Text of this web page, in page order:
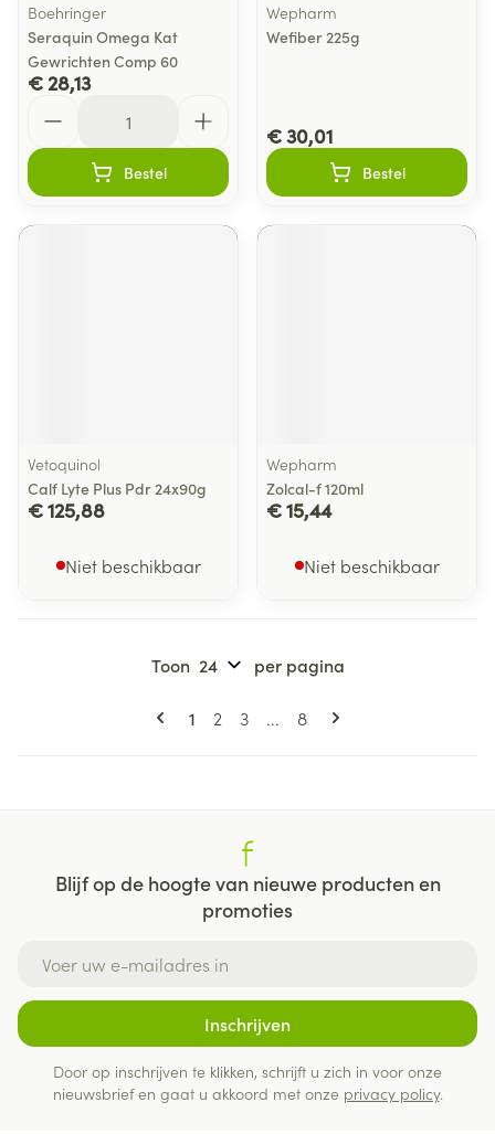
Boehringer
Seraquin Omega Kat
Gewrichten Comp 60
€ 28,13
Bestel
Wepharm
Wefiber 225g
€ 30,01
Bestel
Vetoquinol
Calf Lyte Plus Pdr 24x90g
€ 125,88
Niet beschikbaar
Wepharm
Zolcal-f 120ml
€ 15,44
Niet beschikbaar
Pagina's
U lees momenteel pagina
1 Pagina
2 Pagina
3 ... Pagina
8
Toon per pagina
Blijf op de hoogte van nieuwe producten en
promoties
Inschrijven
Door op inschrijven te klikken, schrijft u zich in voor onze
nieuwsbrief en gaat u akkoord met onze privacy policy.